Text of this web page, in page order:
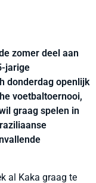
zomer deel aan
jarige
donderdag openlijk
voetbaltoernooi,
graag spelen in
al Kaka graag te